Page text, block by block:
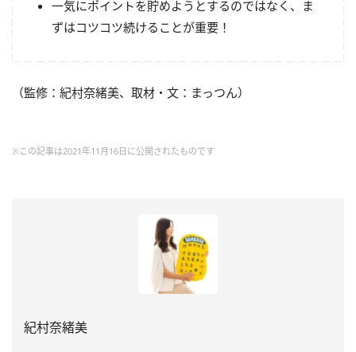
一気にポイントを貯めようとするのではなく、ま
ずはコツコツ続けることが重要！
（監修：紀村奈緒美、取材・文：まっつん）
※この記事は2021年11月16日に公開されたものです
紀村奈緒美